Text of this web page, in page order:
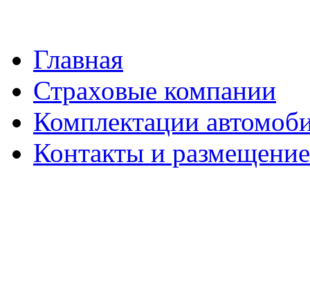
Главная
Страховые компании
Комплектации
Контакты и